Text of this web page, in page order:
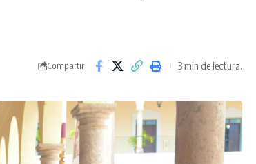
Compartir 3 min de lectura.